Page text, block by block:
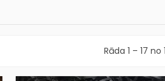
Rāda 1 – 17